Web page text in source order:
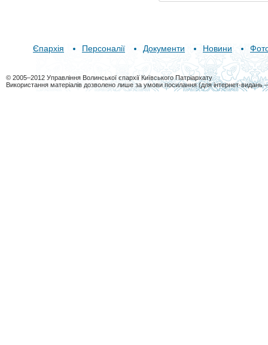
Єпархія Персоналії Документи Новини
© 2005–2012 Управління Волинської єпархії Київського Патріархату
Використання матеріалів дозволено лише за умови посилання (для інтернет-видань